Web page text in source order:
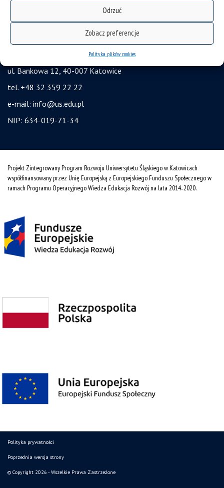
Odrzuć
Zobacz preferencje
Polityka plików cookies
ubezpieczenie zdrowotne
świadczenia: stypendium i zapomoga
Uniwersytet Śląski w Katowicach
ul. Bankowa 12, 40-007 Katowice
tel. +48 32 359 22 22
e-mail: info@us.edu.pl
NIP: 634-019-71-34
Projekt Zintegrowany Program Rozwoju Uniwersytetu Śląskiego w Katowicach
współfinansowany przez Unię Europejską z Europejskiego Funduszu Społecznego w
ramach Programu Operacyjnego Wiedza Edukacja Rozwój na lata 2014˗2020.
Polityka prywatności
Poprzednia wersja strony
© Copyright 2026 - Wszelkie Prawa Zastrzeżone